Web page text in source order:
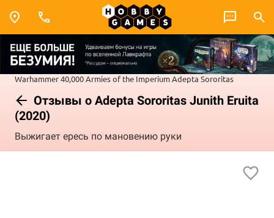
Warhammer 40,000Armies of the ImperiumAdepta Sororitas
Отзывы о Adepta Sororitas Junith Eruita
(2020)
Выжигает ересь по мановению руки